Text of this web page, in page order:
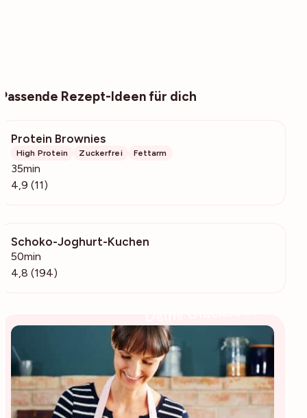
Passende Rezept-Ideen für dich
Protein Brownies
High Protein Zuckerfrei Fettarm
35min
4,9 (11)
Schoko-Joghurt-Kuchen
50min
4,8 (194)